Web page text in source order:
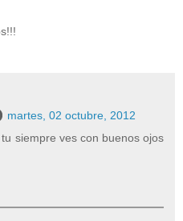
martes, 02 octubre, 2012
siempre ves con buenos ojos